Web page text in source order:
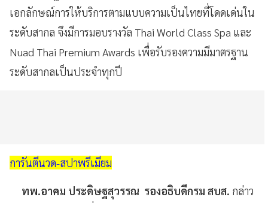
เอกลักษณ์การให้บริการตามแบบความเป็นไทยที่โดดเด่นใน
ระดับสากล จึงมีการมอบรางวัล Thai World Class Spa และ
Nuad Thai Premium Awards เพื่อรับรองความมีมาตรฐาน
ระดับสากลเป็นประจำทุกปี
การันตีนวด-สปาพรีเมียม
ทพ.อาคม ประดิษฐสุวรรณ รองอธิบดีกรม สบส. กล่าว